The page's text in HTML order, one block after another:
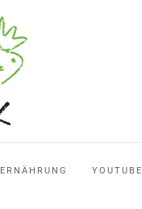
ERNÄHRUNG YOUTUBE